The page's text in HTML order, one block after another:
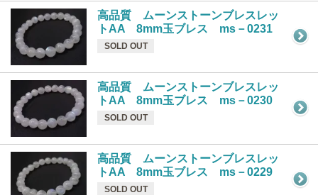
高品質 ムーンストーンブレスレッ
トAA 8mm玉ブレス ms－0231
SOLD OUT
高品質 ムーンストーンブレスレッ
トAA 8mm玉ブレス ms－0230
SOLD OUT
高品質 ムーンストーンブレスレッ
トAA 8mm玉ブレス ms－0229
SOLD OUT